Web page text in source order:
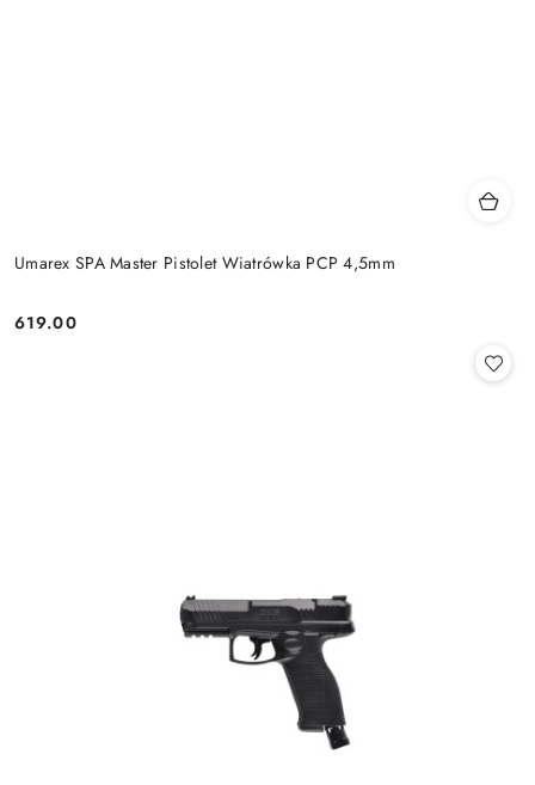
Umarex SPA Master Pistolet Wiatrówka PCP 4,5mm
Cena:
619.00